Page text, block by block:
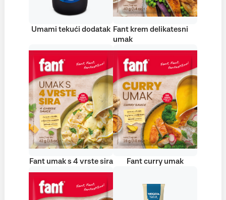
Umami tekući dodatak Fant krem delikatesni
umak
Fant umak s 4 vrste sira Fant curry umak